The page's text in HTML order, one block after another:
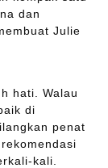
dan
Julie
hati. Walau
di
penat
kali.